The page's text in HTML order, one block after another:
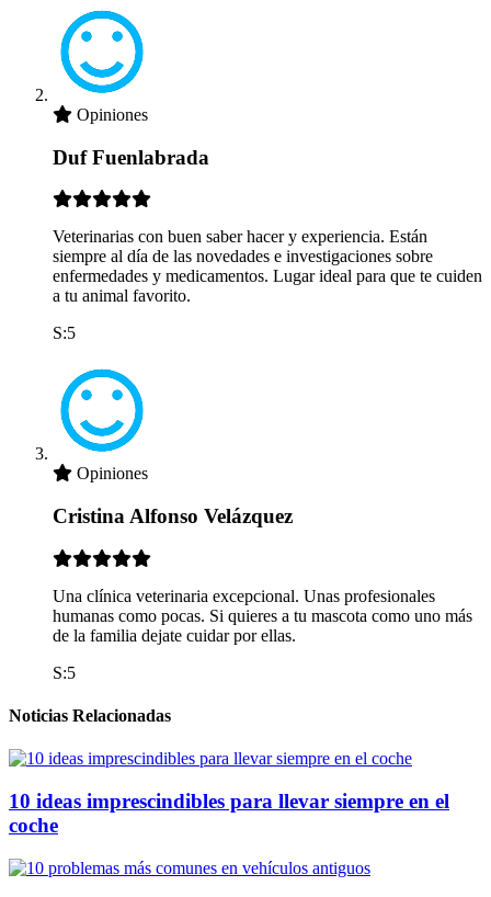
Opiniones
Duf Fuenlabrada
Veterinarias con buen saber hacer y experiencia. Están
siempre al día de las novedades e investigaciones sobre
enfermedades y medicamentos. Lugar ideal para que te cuiden
a tu animal favorito.
S:5
Opiniones
Cristina Alfonso Velázquez
Una clínica veterinaria excepcional. Unas profesionales
humanas como pocas. Si quieres a tu mascota como uno más
de la familia dejate cuidar por ellas.
S:5
Noticias Relacionadas
10 ideas imprescindibles para llevar siempre en el
coche